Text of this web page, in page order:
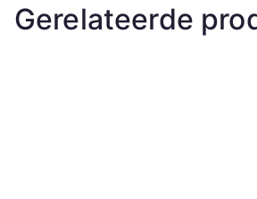
Gerelateerde